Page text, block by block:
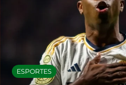
ESPORTES